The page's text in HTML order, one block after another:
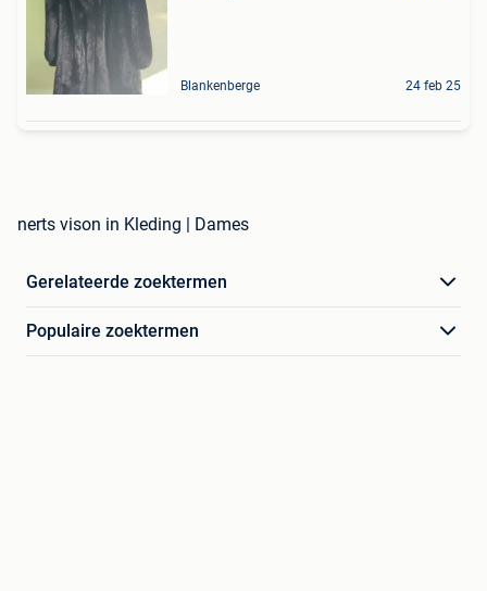
Blankenberge 24 feb 25
nerts vison in Kleding | Dames
Gerelateerde zoektermen
Populaire zoektermen